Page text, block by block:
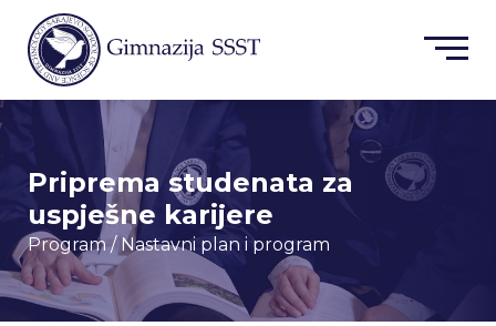
Priprema studenata za
uspješne karijere
Program/ Nastavni plan i program